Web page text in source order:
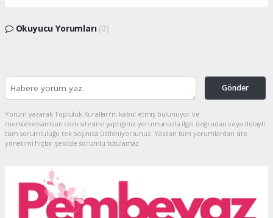
Okuyucu Yorumları (0)
Gönder
Yorum yazarak Topluluk Kuralları’nı kabul etmiş bulunuyor ve
memleketsamsun.com sitesine yaptığınız yorumunuzla ilgili doğrudan veya dolaylı
tüm sorumluluğu tek başınıza üstleniyorsunuz. Yazılan tüm yorumlardan site
yönetimi hiçbir şekilde sorumlu tutulamaz.